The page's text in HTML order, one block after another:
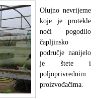
Olujno nevrijeme
koje je protekle
noći pogodilo
čapljinsko
područje nanijelo
je štete i
poljoprivrednim
proizvođačima.